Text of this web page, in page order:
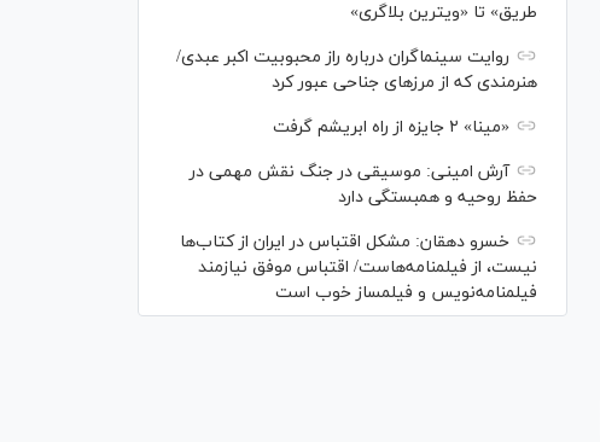
طریق» تا «ویترین بلاگری»
روایت سینماگران درباره راز محبوبیت اکبر عبدی/
هنرمندی که از مرزهای جناحی عبور کرد
«مینا» ۲ جایزه از راه ابریشم گرفت
آرش امینی: موسیقی در جنگ نقش مهمی در
حفظ روحیه و همبستگی دارد
خسرو دهقان: مشکل اقتباس در ایران از کتاب‌ها
نیست، از فیلمنامه‌هاست/ اقتباس موفق نیازمند
فیلمنامه‌نویس و فیلمساز خوب است